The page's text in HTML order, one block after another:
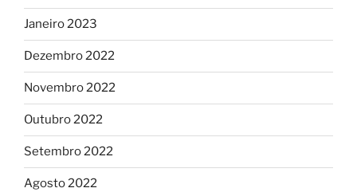
Janeiro 2023
Dezembro 2022
Novembro 2022
Outubro 2022
Setembro 2022
Agosto 2022